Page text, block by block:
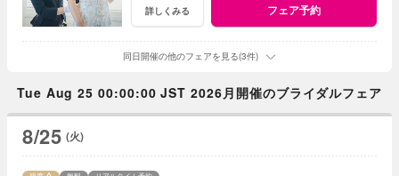
詳しくみる フェア予約
同日開催の他のフェアを見る(3件)
Tue Aug 25 00:00:00 JST 2026月開催のブライダルフェア
8/25 (火)